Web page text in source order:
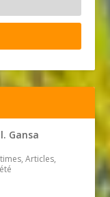
Gansa
Articles,